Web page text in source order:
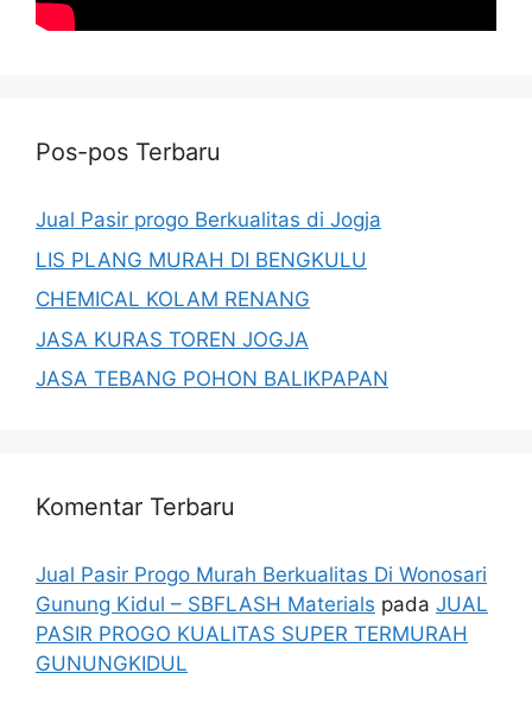
Pos-pos Terbaru
Jual Pasir progo Berkualitas di Jogja
LIS PLANG MURAH DI BENGKULU
CHEMICAL KOLAM RENANG
JASA KURAS TOREN JOGJA
JASA TEBANG POHON BALIKPAPAN
Komentar Terbaru
Jual Pasir Progo Murah Berkualitas Di Wonosari
Gunung Kidul – SBFLASH Materials pada JUAL
PASIR PROGO KUALITAS SUPER TERMURAH
GUNUNGKIDUL